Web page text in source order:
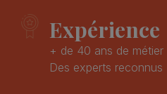
Expérience
+ de 40 ans de métier
Des experts reconnus